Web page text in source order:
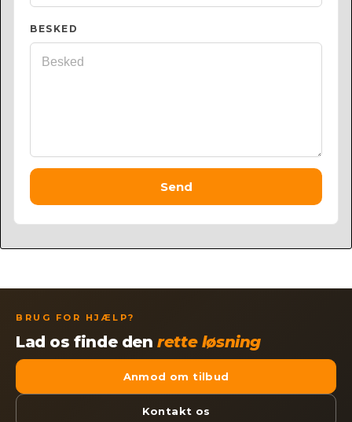
BESKED
Send
BRUG FOR HJÆLP?
Lad os finde denrette løsning
Anmod om tilbud
Kontakt os